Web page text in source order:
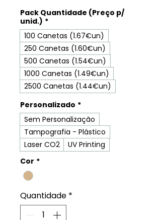
Pack Quantidade (Preço p/
unid.) *
100 Canetas (1.67€un)
250 Canetas (1.60€un)
500 Canetas (1.54€un)
1000 Canetas (1.49€un)
2500 Canetas (1.44€un)
Personalizado *
Sem Personalização
Tampografia - Plástico
Laser CO2
UV Printing
Cor *
Quantidade *